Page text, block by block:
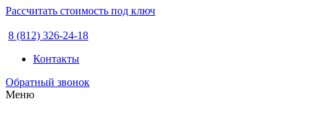
Рассчитать стоимость под ключ
8 (812) 326-24-18
Контакты
Обратный звонок
Меню